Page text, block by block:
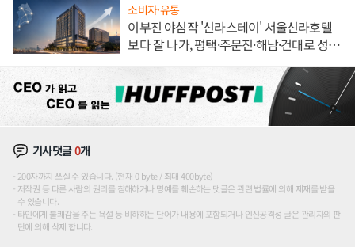
소비자·유통
이부진 야심작 '신라스테이' 서울신라호텔
보다 잘 나가, 평택·주문진·해남·건대로 성
기사댓글0개
200자까지 쓰실 수 있습니다. (현재 0 byte / 최대 400byte)
저작권 등 다른 사람의 권리를 침해하거나 명예를 훼손하는 댓글은 관련 법률에 의해 제재를 받을
수 있습니다.
타인에게 불쾌감을 주는 욕설 등 비하하는 단어가 내용에 포함되거나 인신공격성 글은 관리자의 판
단에 의해 삭제 합니다.